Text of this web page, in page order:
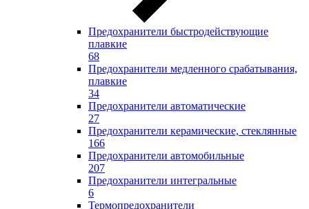
Предохранители быстродействующие
плавкие
68
Предохранители медленного срабатывания,
плавкие
34
Предохранители автоматические
27
Предохранители керамические, стеклянные
166
Предохранители автомобильные
207
Предохранители интегральные
6
Термопредохранители